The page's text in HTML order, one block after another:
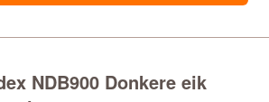
NDB900 Donkere eik